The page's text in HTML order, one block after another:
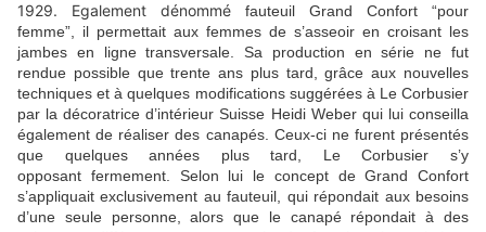
1929. Egalement dénommé fauteuil Grand Confort “pour
femme”, il permettait aux femmes de s’asseoir en croisant les
jambes en ligne transversale. Sa production en série ne fut
rendue possible que trente ans plus tard, grâce aux nouvelles
techniques et à quelques modifications suggérées à Le Corbusier
par la décoratrice d’intérieur Suisse Heidi Weber qui lui conseilla
également de réaliser des canapés. Ceux-ci ne furent présentés
que quelques années plus tard, Le Corbusier s’y
opposant fermement. Selon lui le concept de Grand Confort
s’appliquait exclusivement au fauteuil, qui répondait aux besoins
d’une seule personne, alors que le canapé répondait à des